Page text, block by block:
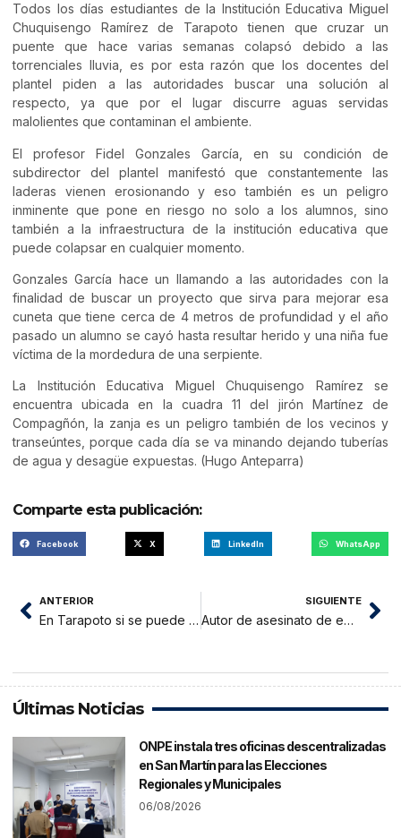
Todos los días estudiantes de la Institución Educativa Miguel
Chuquisengo Ramírez de Tarapoto tienen que cruzar un
puente que hace varias semanas colapsó debido a las
torrenciales lluvia, es por esta razón que los docentes del
plantel piden a las autoridades buscar una solución al
respecto, ya que por el lugar discurre aguas servidas
malolientes que contaminan el ambiente.
El profesor Fidel Gonzales García, en su condición de
subdirector del plantel manifestó que constantemente las
laderas vienen erosionando y eso también es un peligro
inminente que pone en riesgo no solo a los alumnos, sino
también a la infraestructura de la institución educativa que
puede colapsar en cualquier momento.
Gonzales García hace un llamando a las autoridades con la
finalidad de buscar un proyecto que sirva para mejorar esa
cuneta que tiene cerca de 4 metros de profundidad y el año
pasado un alumno se cayó hasta resultar herido y una niña fue
víctima de la mordedura de una serpiente.
La Institución Educativa Miguel Chuquisengo Ramírez se
encuentra ubicada en la cuadra 11 del jirón Martínez de
Compagñón, la zanja es un peligro también de los vecinos y
transeúntes, porque cada día se va minando dejando tuberías
de agua y desagüe expuestas. (Hugo Anteparra)
Comparte esta publicación:
Facebook X LinkedIn WhatsApp
ANTERIOR
En Tarapoto si se puede sembrar cemento sin talar árboles
SIGUIENTE
Autor de asesinato de empresario arrocero ya está entre rejas
Últimas Noticias
ONPE instala tres oficinas descentralizadas
en San Martín para las Elecciones
Regionales y Municipales
06/08/2026